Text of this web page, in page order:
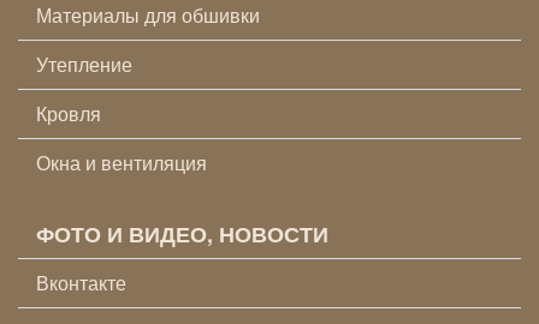
Материалы для обшивки
Утепление
Кровля
Окна и вентиляция
ФОТО И ВИДЕО, НОВОСТИ
Вконтакте